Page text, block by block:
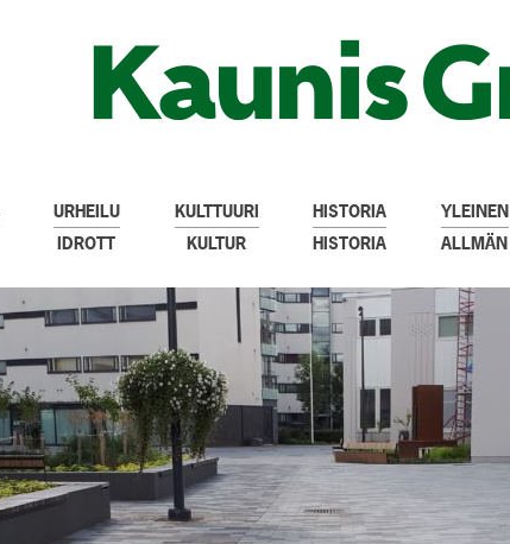
URHEILU
IDROTT
KULTTUURI
KULTUR
HISTORIA
HISTORIA
YLEINEN
ALLMÄN